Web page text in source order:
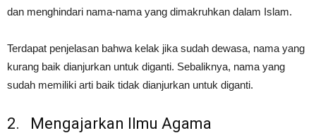
dan menghindari nama-nama yang dimakruhkan dalam Islam.
Terdapat penjelasan bahwa kelak jika sudah dewasa, nama yang
kurang baik dianjurkan untuk diganti. Sebaliknya, nama yang
sudah memiliki arti baik tidak dianjurkan untuk diganti.
2. Mengajarkan Ilmu Agama